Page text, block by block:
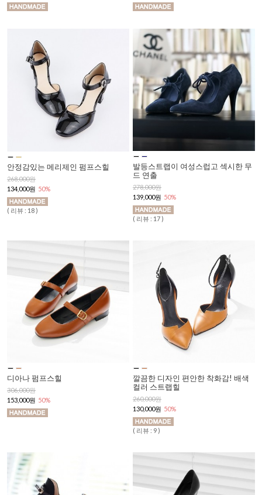
안정감있는 메리제인 펌프스힐
268,000원
134,000원 50%
( 리뷰 : 18 )
발등스트랩이 여성스럽고 섹시한 무
드 연출
278,000원
139,000원 50%
( 리뷰 : 17 )
디아나 펌프스힐
306,000원
153,000원 50%
깔끔한 디자인 편안한 착화감! 배색
컬러 스트랩힐
260,000원
130,000원 50%
( 리뷰 : 9 )